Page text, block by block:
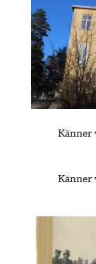
Känner
Känner